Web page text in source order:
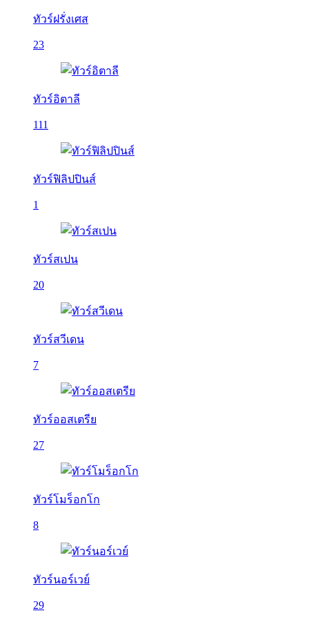
ทัวร์ฝรั่งเศส
23
ทัวร์อิตาลี
111
ทัวร์ฟิลิปปินส์
1
ทัวร์สเปน
20
ทัวร์สวีเดน
7
ทัวร์ออสเตรีย
27
ทัวร์โมร็อกโก
8
ทัวร์นอร์เวย์
29